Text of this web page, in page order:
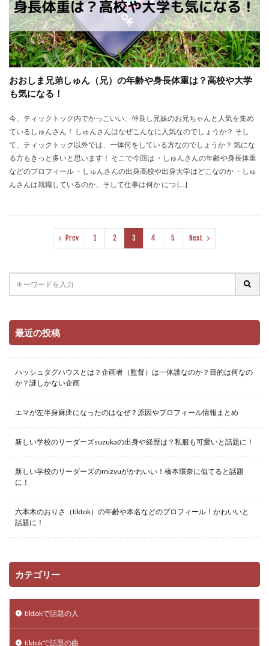
おおしま兄弟しゅん（兄）の年齢や身長体重は？高校や大学
も気になる！
今、ティックトック内でかっこいい、仲良し兄妹のお兄ちゃんと人気を集め
ているしゅんさん！ しゅんさんはなぜこんなに人気なのでしょうか？ そし
て、ティックトック以外では、一体何をしている方なのでしょうか？ 気にな
る方もきっと多いと思います！ そこで今回は ・しゅんさんの年齢や身長体重
などのプロフィール ・しゅんさんの出身高校や出身大学はどこなのか ・しゅ
んさんは就職しているのか、そして仕事は何か につ […]
Prev 1 2 3 4 5 Next
最近の投稿
ハッシュタグハウスとは？企画者（監督）は一体誰なのか？目的は何なの
か？謎しかない企画
エマが左半身麻痺になったのはなぜ？原因やプロフィール情報まとめ
新しい学校のリーダーズsuzukaの出身や経歴は？私服も可愛いと話題に！
新しい学校のリーダーズのmizyuがかわいい！橋本環奈に似てると話題
に！
六本木のおりさ（tiktok）の年齢や本名などのプロフィール！かわいいと
話題に！
カテゴリー
tiktokで話題の人
tiktokで話題の曲